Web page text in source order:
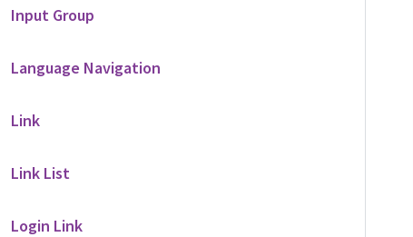
Input Group
Language Navigation
Link
Link List
Login Link